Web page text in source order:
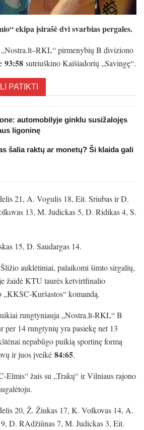
ekipa įsirašė dvi svarbias pergales.
„Nostra.lt–RKL“ pirmenybių B diviziono
93:58 sutriuškino Kaišiadorių „Savingę“.
PATIKTI
automobilyje ginklu susižalojęs
ligoninę
šalia raktų ar monetų? Ši klaida gali
21, A. Vogulis 18, Eit. Sriubas ir D.
13, M. Judickas 5, D. Ridikas 4, S.
15, D. Saudargas 14.
auklėtiniai, palaikomi šimto sirgalių,
žaidė KTU taurės ketvirtfinalio
„KKSC-Kuršastos“ komandą.
rungtyniauja „Nostra.lt-RKL“ B
per 14 rungtynių yra pasiekę net 13
nepabūgo puikią sportinę formą
ir juos įveikė 84:65.
Elmis“ žais su „Trakų“ ir Vilniaus rajono
20, Ž. Žiukas 17, K. Volkovas 14, A.
D. RAdžiūnas 7, M. Judickas 3, Eit.